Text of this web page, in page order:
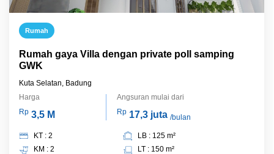
Rumah
Rumah gaya Villa dengan private poll samping
GWK
Kuta Selatan, Badung
Harga
Rp 3,5 M
Angsuran mulai dari
Rp 17,3 juta /bulan
KT : 2
KM : 2
LB : 125 m²
LT : 150 m²